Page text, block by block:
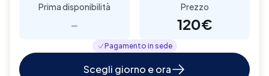
Prima disponibilità
-
Prezzo
120€
Pagamento in sede
Scegli giorno e ora